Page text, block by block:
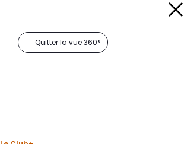
Quitter la vue 360°